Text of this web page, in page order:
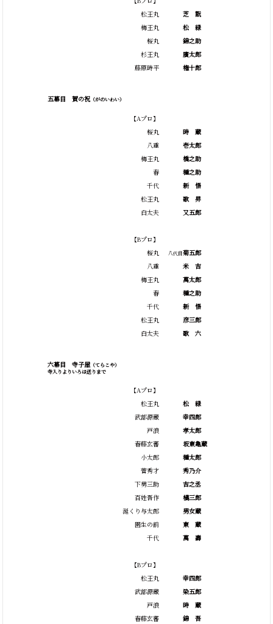
松王丸
梅王丸
桜丸
杉王丸
藤原時平
芝
翫
松
緑
錦之助
廣太郎
権十郎
五幕目 賀の祝（がのいわい）
【Aプロ】
桜丸
八重
梅王丸
春
千代
松王丸
白太夫
【Bプロ】
桜丸
八重
梅王丸
春
千代
松王丸
白太夫
時
蔵
壱太郎
橋之助
種之助
新
悟
歌
昇
又五郎
八代目菊五郎
米
吉
萬太郎
種之助
新
悟
彦三郎
歌
六
六幕目 寺子屋（てらこや）
寺入りよりいろは送りまで
【Aプロ】
松王丸
武部源蔵
戸浪
春藤玄蕃
小太郎
菅秀才
下男三助
百姓吾作
涎くり与太郎
園生の前
千代
【Bプロ】
松王丸
武部源蔵
戸浪
春藤玄蕃
松
緑
幸四郎
孝太郎
坂東亀蔵
種太郎
秀乃介
吉之丞
橘三郎
男女蔵
東
蔵
萬
壽
幸四郎
染五郎
時
蔵
錦
吾